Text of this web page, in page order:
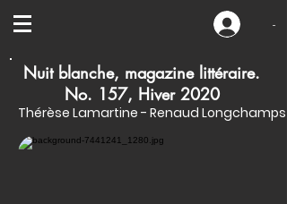
-
Nuit blanche, magazine littéraire.
No. 157, Hiver 2020
Thérèse Lamartine - Renaud Longchamps